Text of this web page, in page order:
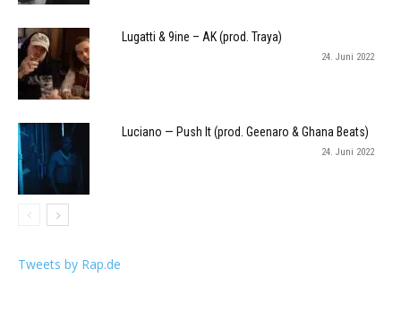
Lugatti & 9ine – AK (prod. Traya)
24. Juni 2022
Luciano — Push It (prod. Geenaro & Ghana Beats)
24. Juni 2022
Tweets by Rap.de